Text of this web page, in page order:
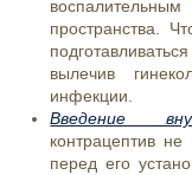
пространства.
вылечив
инфекции.
Введение
контрацептив
перед его